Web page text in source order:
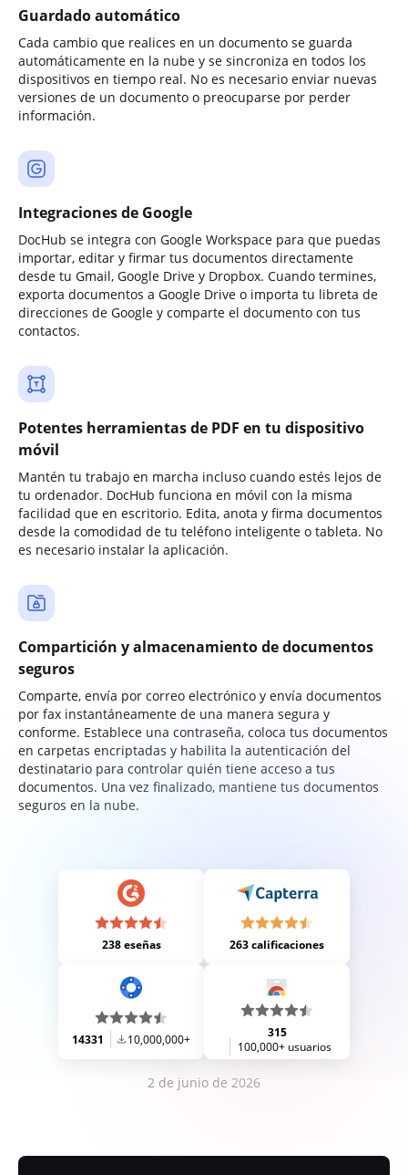
Guardado automático
Cada cambio que realices en un documento se guarda
automáticamente en la nube y se sincroniza en todos los
dispositivos en tiempo real. No es necesario enviar nuevas
versiones de un documento o preocuparse por perder
información.
Integraciones de Google
DocHub se integra con Google Workspace para que puedas
importar, editar y firmar tus documentos directamente
desde tu Gmail, Google Drive y Dropbox. Cuando termines,
exporta documentos a Google Drive o importa tu libreta de
direcciones de Google y comparte el documento con tus
contactos.
Potentes herramientas de PDF en tu dispositivo
móvil
Mantén tu trabajo en marcha incluso cuando estés lejos de
tu ordenador. DocHub funciona en móvil con la misma
facilidad que en escritorio. Edita, anota y firma documentos
desde la comodidad de tu teléfono inteligente o tableta. No
es necesario instalar la aplicación.
Compartición y almacenamiento de documentos
seguros
Comparte, envía por correo electrónico y envía documentos
por fax instantáneamente de una manera segura y
conforme. Establece una contraseña, coloca tus documentos
en carpetas encriptadas y habilita la autenticación del
destinatario para controlar quién tiene acceso a tus
documentos. Una vez finalizado, mantiene tus documentos
seguros en la nube.
238 eseñas 263 calificaciones
14331 10,000,000+
315
100,000+ usuarios
2 de junio de 2026